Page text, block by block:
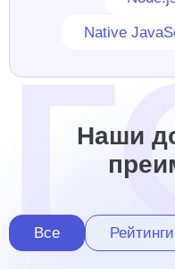
Native
Наши
Все Рейтинги